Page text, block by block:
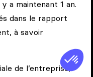
a maintenant 1 an.
dans le rapport
à savoir
de l’entreprise;